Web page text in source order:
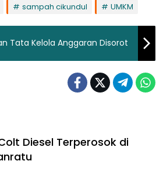
sampah cikundul UMKM
Tata Kelola Anggaran Disorot
Diesel Terperosok di